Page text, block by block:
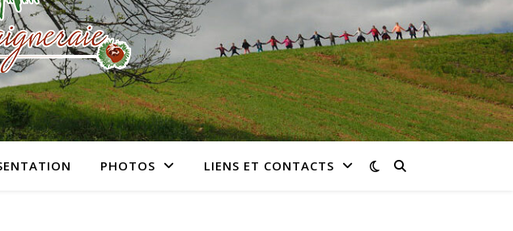
PHOTOS LIENS ET CONTACTS